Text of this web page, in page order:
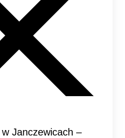
w Janczewicach –